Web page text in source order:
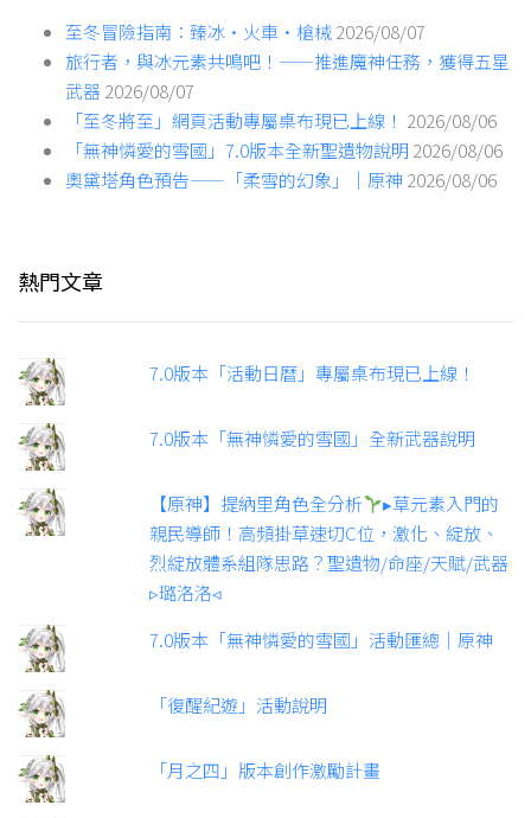
至冬冒險指南：臻冰·火車·槍械2026/08/07
旅行者，與冰元素共鳴吧！——推進魔神任務，獲得五星
武器2026/08/07
「至冬將至」網頁活動專屬桌布現已上線！ 2026/08/06
「無神憐愛的雪國」7.0版本全新聖遺物說明 2026/08/06
奧黛塔角色預告——「柔雪的幻象」｜原神 2026/08/06
熱門文章
7.0版本「活動日曆」專屬桌布現已上線！
7.0版本「無神憐愛的雪國」全新武器說明
【原神】提納里角色全分析
▸草元素入門的
親民導師！高頻掛草速切C位，激化、綻放、
烈綻放體系組隊思路？聖遺物/命座/天賦/武器
▹璐洛洛◃
7.0版本「無神憐愛的雪國」活動匯總｜原神
「復醒紀遊」活動說明
「月之四」版本創作激勵計畫